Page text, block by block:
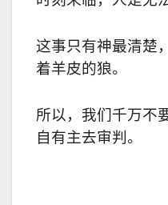
这事只有神最清楚
着羊皮的狼。
所以，我们千万不
自有主去审判。